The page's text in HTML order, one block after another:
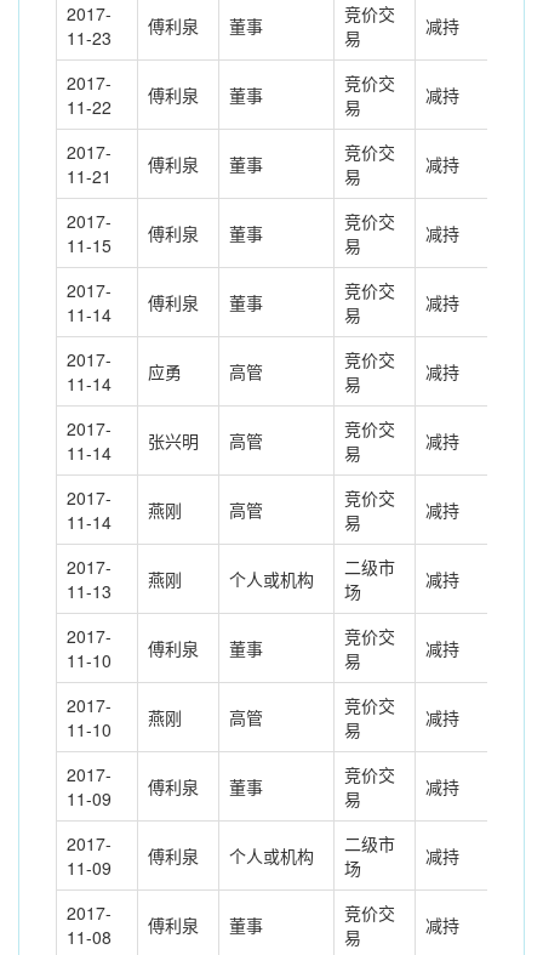
2017-
11-23
傅利泉 董事
竞价交
易
减持
2017-
11-22
傅利泉 董事
竞价交
易
减持
2017-
11-21
傅利泉 董事
竞价交
易
减持
2017-
11-15
傅利泉 董事
竞价交
易
减持
2017-
11-14
傅利泉 董事
竞价交
易
减持
2017-
11-14
应勇 高管
竞价交
易
减持
2017-
11-14
张兴明 高管
竞价交
易
减持
2017-
11-14
燕刚 高管
竞价交
易
减持
2017-
11-13
燕刚 个人或机构
二级市
场
减持
2017-
11-10
傅利泉 董事
竞价交
易
减持
2017-
11-10
燕刚 高管
竞价交
易
减持
2017-
11-09
傅利泉 董事
竞价交
易
减持
2017-
11-09
傅利泉 个人或机构
二级市
场
减持
2017-
11-08
傅利泉 董事
竞价交
易
减持